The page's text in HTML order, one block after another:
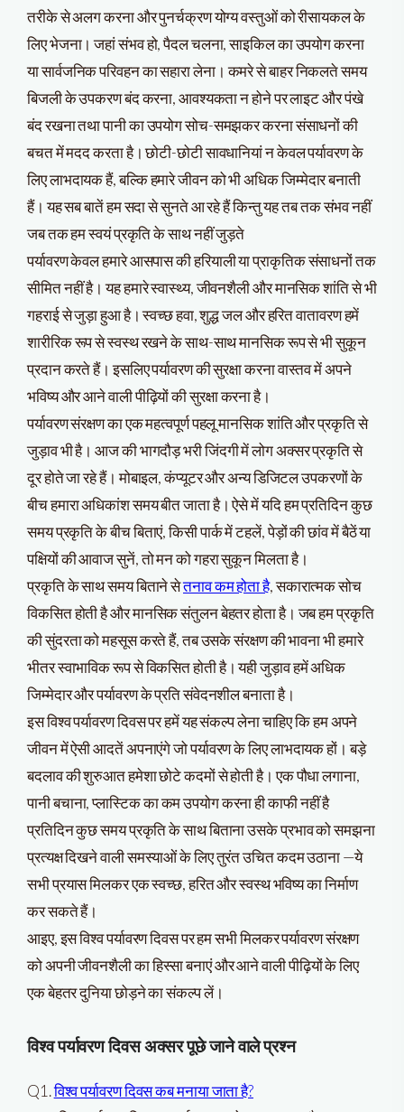
तरीके से अलग करना और पुनर्चक्रण योग्य वस्तुओं को रीसायकल के
लिए भेजना। जहां संभव हो, पैदल चलना, साइकिल का उपयोग करना
या सार्वजनिक परिवहन का सहारा लेना। कमरे से बाहर निकलते समय
बिजली के उपकरण बंद करना, आवश्यकता न होने पर लाइट और पंखे
बंद रखना तथा पानी का उपयोग सोच-समझकर करना संसाधनों की
बचत में मदद करता है। छोटी-छोटी सावधानियां न केवल पर्यावरण के
लिए लाभदायक हैं, बल्कि हमारे जीवन को भी अधिक जिम्मेदार बनाती
हैं। यह सब बातें हम सदा से सुनते आ रहे हैं किन्तु यह तब तक संभव नहीं
जब तक हम स्वयं प्रकृति के साथ नहीं जुड़ते
पर्यावरण केवल हमारे आसपास की हरियाली या प्राकृतिक संसाधनों तक
सीमित नहीं है। यह हमारे स्वास्थ्य, जीवनशैली और मानसिक शांति से भी
गहराई से जुड़ा हुआ है। स्वच्छ हवा, शुद्ध जल और हरित वातावरण हमें
शारीरिक रूप से स्वस्थ रखने के साथ-साथ मानसिक रूप से भी सुकून
प्रदान करते हैं। इसलिए पर्यावरण की सुरक्षा करना वास्तव में अपने
भविष्य और आने वाली पीढ़ियों की सुरक्षा करना है।
पर्यावरण संरक्षण का एक महत्वपूर्ण पहलू मानसिक शांति और प्रकृति से
जुड़ाव भी है। आज की भागदौड़ भरी जिंदगी में लोग अक्सर प्रकृति से
दूर होते जा रहे हैं। मोबाइल, कंप्यूटर और अन्य डिजिटल उपकरणों के
बीच हमारा अधिकांश समय बीत जाता है। ऐसे में यदि हम प्रतिदिन कुछ
समय प्रकृति के बीच बिताएं, किसी पार्क में टहलें, पेड़ों की छांव में बैठें या
पक्षियों की आवाज सुनें, तो मन को गहरा सुकून मिलता है।
प्रकृति के साथ समय बिताने सेतनाव कम होता है, सकारात्मक सोच
विकसित होती है और मानसिक संतुलन बेहतर होता है। जब हम प्रकृति
की सुंदरता को महसूस करते हैं, तब उसके संरक्षण की भावना भी हमारे
भीतर स्वाभाविक रूप से विकसित होती है। यही जुड़ाव हमें अधिक
जिम्मेदार और पर्यावरण के प्रति संवेदनशील बनाता है।
इस विश्व पर्यावरण दिवस पर हमें यह संकल्प लेना चाहिए कि हम अपने
जीवन में ऐसी आदतें अपनाएंगे जो पर्यावरण के लिए लाभदायक हों। बड़े
बदलाव की शुरुआत हमेशा छोटे कदमों से होती है। एक पौधा लगाना,
पानी बचाना, प्लास्टिक का कम उपयोग करना ही काफी नहीं है
प्रतिदिन कुछ समय प्रकृति के साथ बिताना उसके प्रभाव को समझना
प्रत्यक्ष दिखने वाली समस्याओं के लिए तुरंत उचित कदम उठाना —ये
सभी प्रयास मिलकर एक स्वच्छ, हरित और स्वस्थ भविष्य का निर्माण
कर सकते हैं।
आइए, इस विश्व पर्यावरण दिवस पर हम सभी मिलकर पर्यावरण संरक्षण
को अपनी जीवनशैली का हिस्सा बनाएं और आने वाली पीढ़ियों के लिए
एक बेहतर दुनिया छोड़ने का संकल्प लें।
विश्व पर्यावरण दिवसअक्सर पूछे जाने वाले प्रश्न
Q1.विश्व पर्यावरण दिवस कब मनाया जाता है?